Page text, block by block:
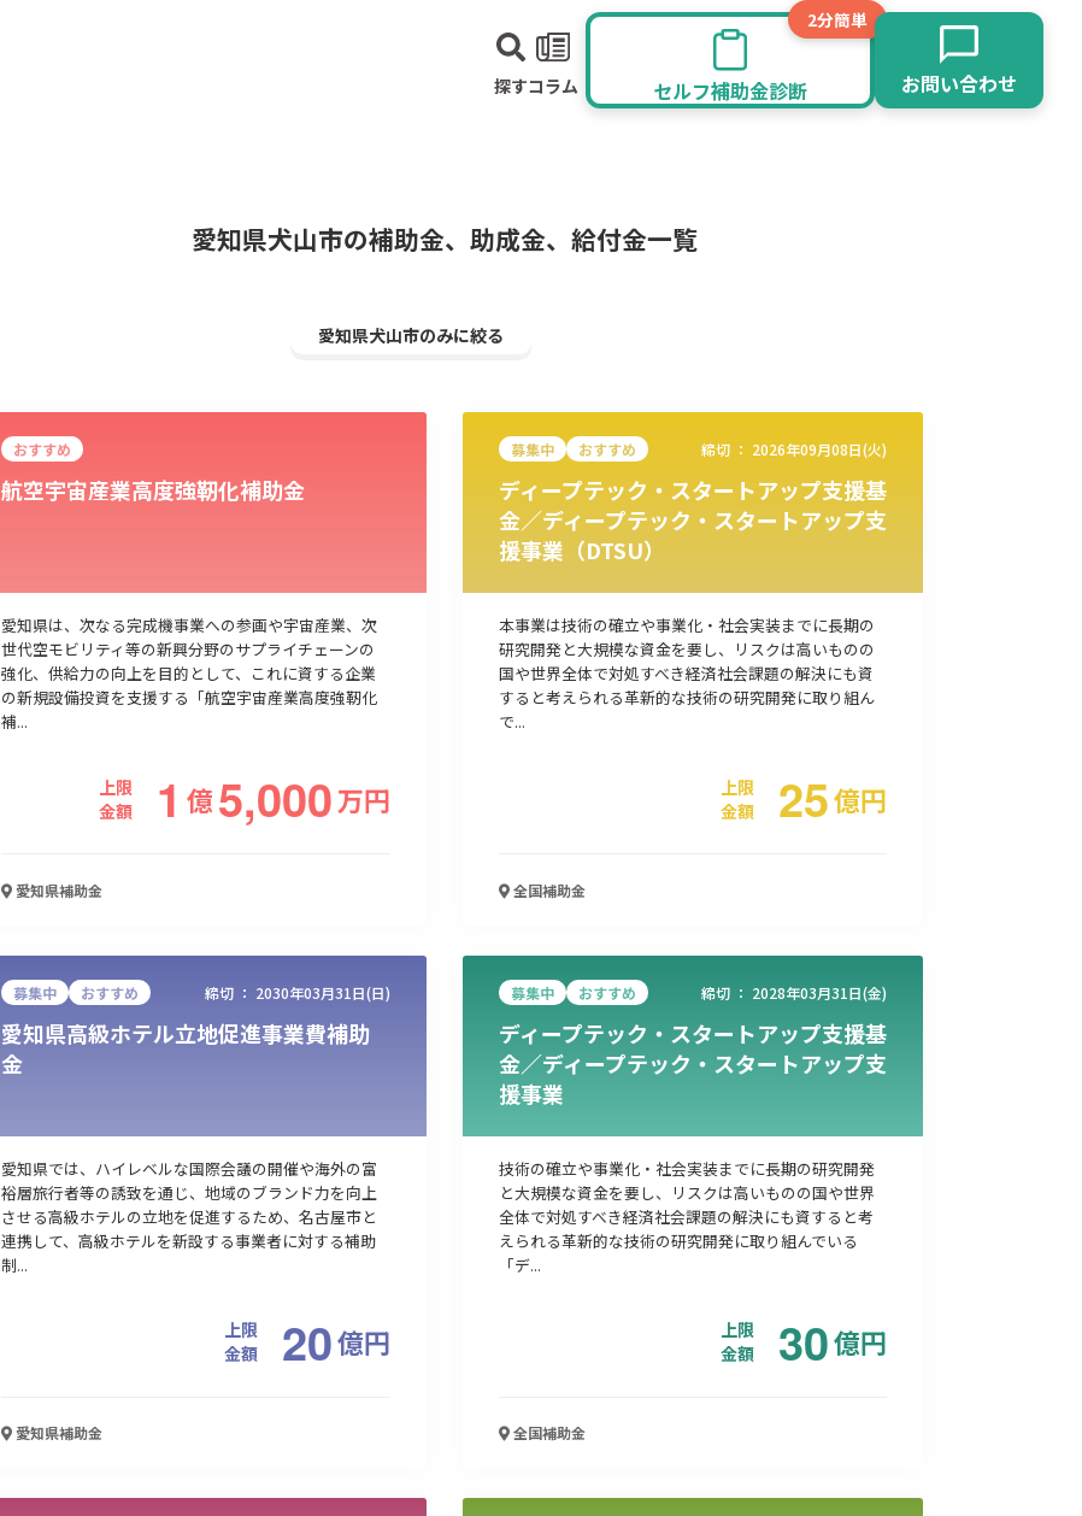
探すコラム
2分簡単
セルフ補助金診断 お問い合わせ
建設･不動産業 サービス業 医療･福祉 宿泊･旅館業 その他
愛知県犬山市の補助金、助成金、給付金一覧
愛知県犬山市のみに絞る
おすすめ
航空宇宙産業高度強靭化補助金
愛知県は、次なる完成機事業への参画や宇宙産業、次
世代空モビリティ等の新興分野のサプライチェーンの
強化、供給力の向上を目的として、これに資する企業
の新規設備投資を支援する「航空宇宙産業高度強靭化
補...
上限
金額
1 億5,000万円
愛知県補助金
募集中 おすすめ 締切 ： 2026年09月08日(火)
ディープテック・スタートアップ支援基
金／ディープテック・スタートアップ支
援事業（DTSU）
本事業は技術の確立や事業化・社会実装までに長期の
研究開発と大規模な資金を要し、リスクは高いものの
国や世界全体で対処すべき経済社会課題の解決にも資
すると考えられる革新的な技術の研究開発に取り組ん
で...
上限
金額
25億円
全国補助金
募集中 おすすめ 締切 ： 2030年03月31日(日)
愛知県高級ホテル立地促進事業費補助
金
愛知県では、ハイレベルな国際会議の開催や海外の富
裕層旅行者等の誘致を通じ、地域のブランド力を向上
させる高級ホテルの立地を促進するため、名古屋市と
連携して、高級ホテルを新設する事業者に対する補助
制...
上限
金額
20億円
愛知県補助金
募集中 おすすめ 締切 ： 2028年03月31日(金)
ディープテック・スタートアップ支援基
金／ディープテック・スタートアップ支
援事業
技術の確立や事業化・社会実装までに長期の研究開発
と大規模な資金を要し、リスクは高いものの国や世界
全体で対処すべき経済社会課題の解決にも資すると考
えられる革新的な技術の研究開発に取り組んでいる
「デ...
上限
金額
30億円
全国補助金